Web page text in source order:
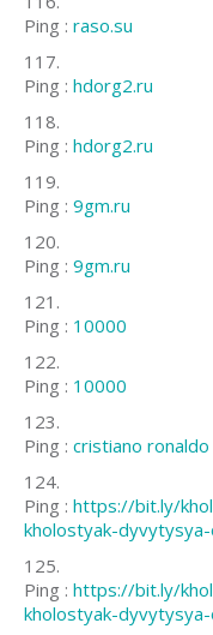
Ping : raso.su
Ping : hdorg2.ru
Ping : hdorg2.ru
Ping : 9gm.ru
Ping : 9gm.ru
Ping : 10000
Ping : 10000
Ping : cristiano ronaldo
Ping : https://bit.ly/
kholostyak-dyvytysya-
Ping : https://bit.ly/
kholostyak-dyvytysya-